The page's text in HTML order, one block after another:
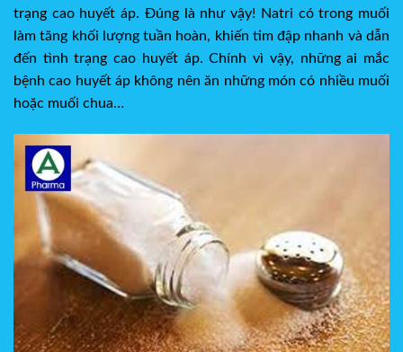
trạng cao huyết áp. Đúng là như vậy! Natri có trong muối
làm tăng khối lượng tuần hoàn, khiến tim đập nhanh và dẫn
đến tình trạng cao huyết áp. Chính vì vậy, những ai mắc
bệnh cao huyết áp không nên ăn những món có nhiều muối
hoặc muối chua…